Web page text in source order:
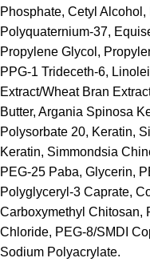
Phosphate, Cetyl
Polyquaternium-37,
Propylene Glycol,
PPG-1 Trideceth-6,
Extract/Wheat Bran
Butter, Argania Spinosa
Polysorbate 20, Keratin,
Keratin, Simmondsia
PEG-25 Paba, Glycerin,
Polyglyceryl-3 Caprate,
Carboxymethyl Chitosan,
Chloride, PEG-8/SMDI
Sodium Polyacrylate.